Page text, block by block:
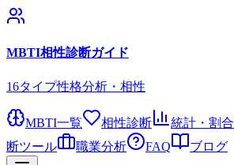
MBTI相性診断ガイド
16タイプ性格分析・相性
MBTI一覧 相性診断 統計・割合
断ツール
職業分析 FAQ ブログ